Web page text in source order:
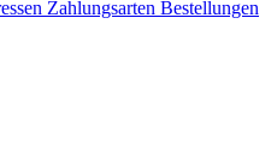
Zahlungsarten Bestellungen